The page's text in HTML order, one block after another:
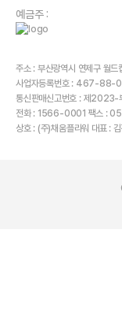
예금주 :
주소 : 부산광역시 연제구 월
사업자등록번호 : 467-88-
통신판매신고번호 : 제
전화 : 1566-0001 팩스 :
상호 : (주)채움플라워 대표 :